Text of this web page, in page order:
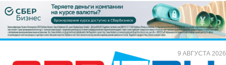
9 АВГУСТА 2026